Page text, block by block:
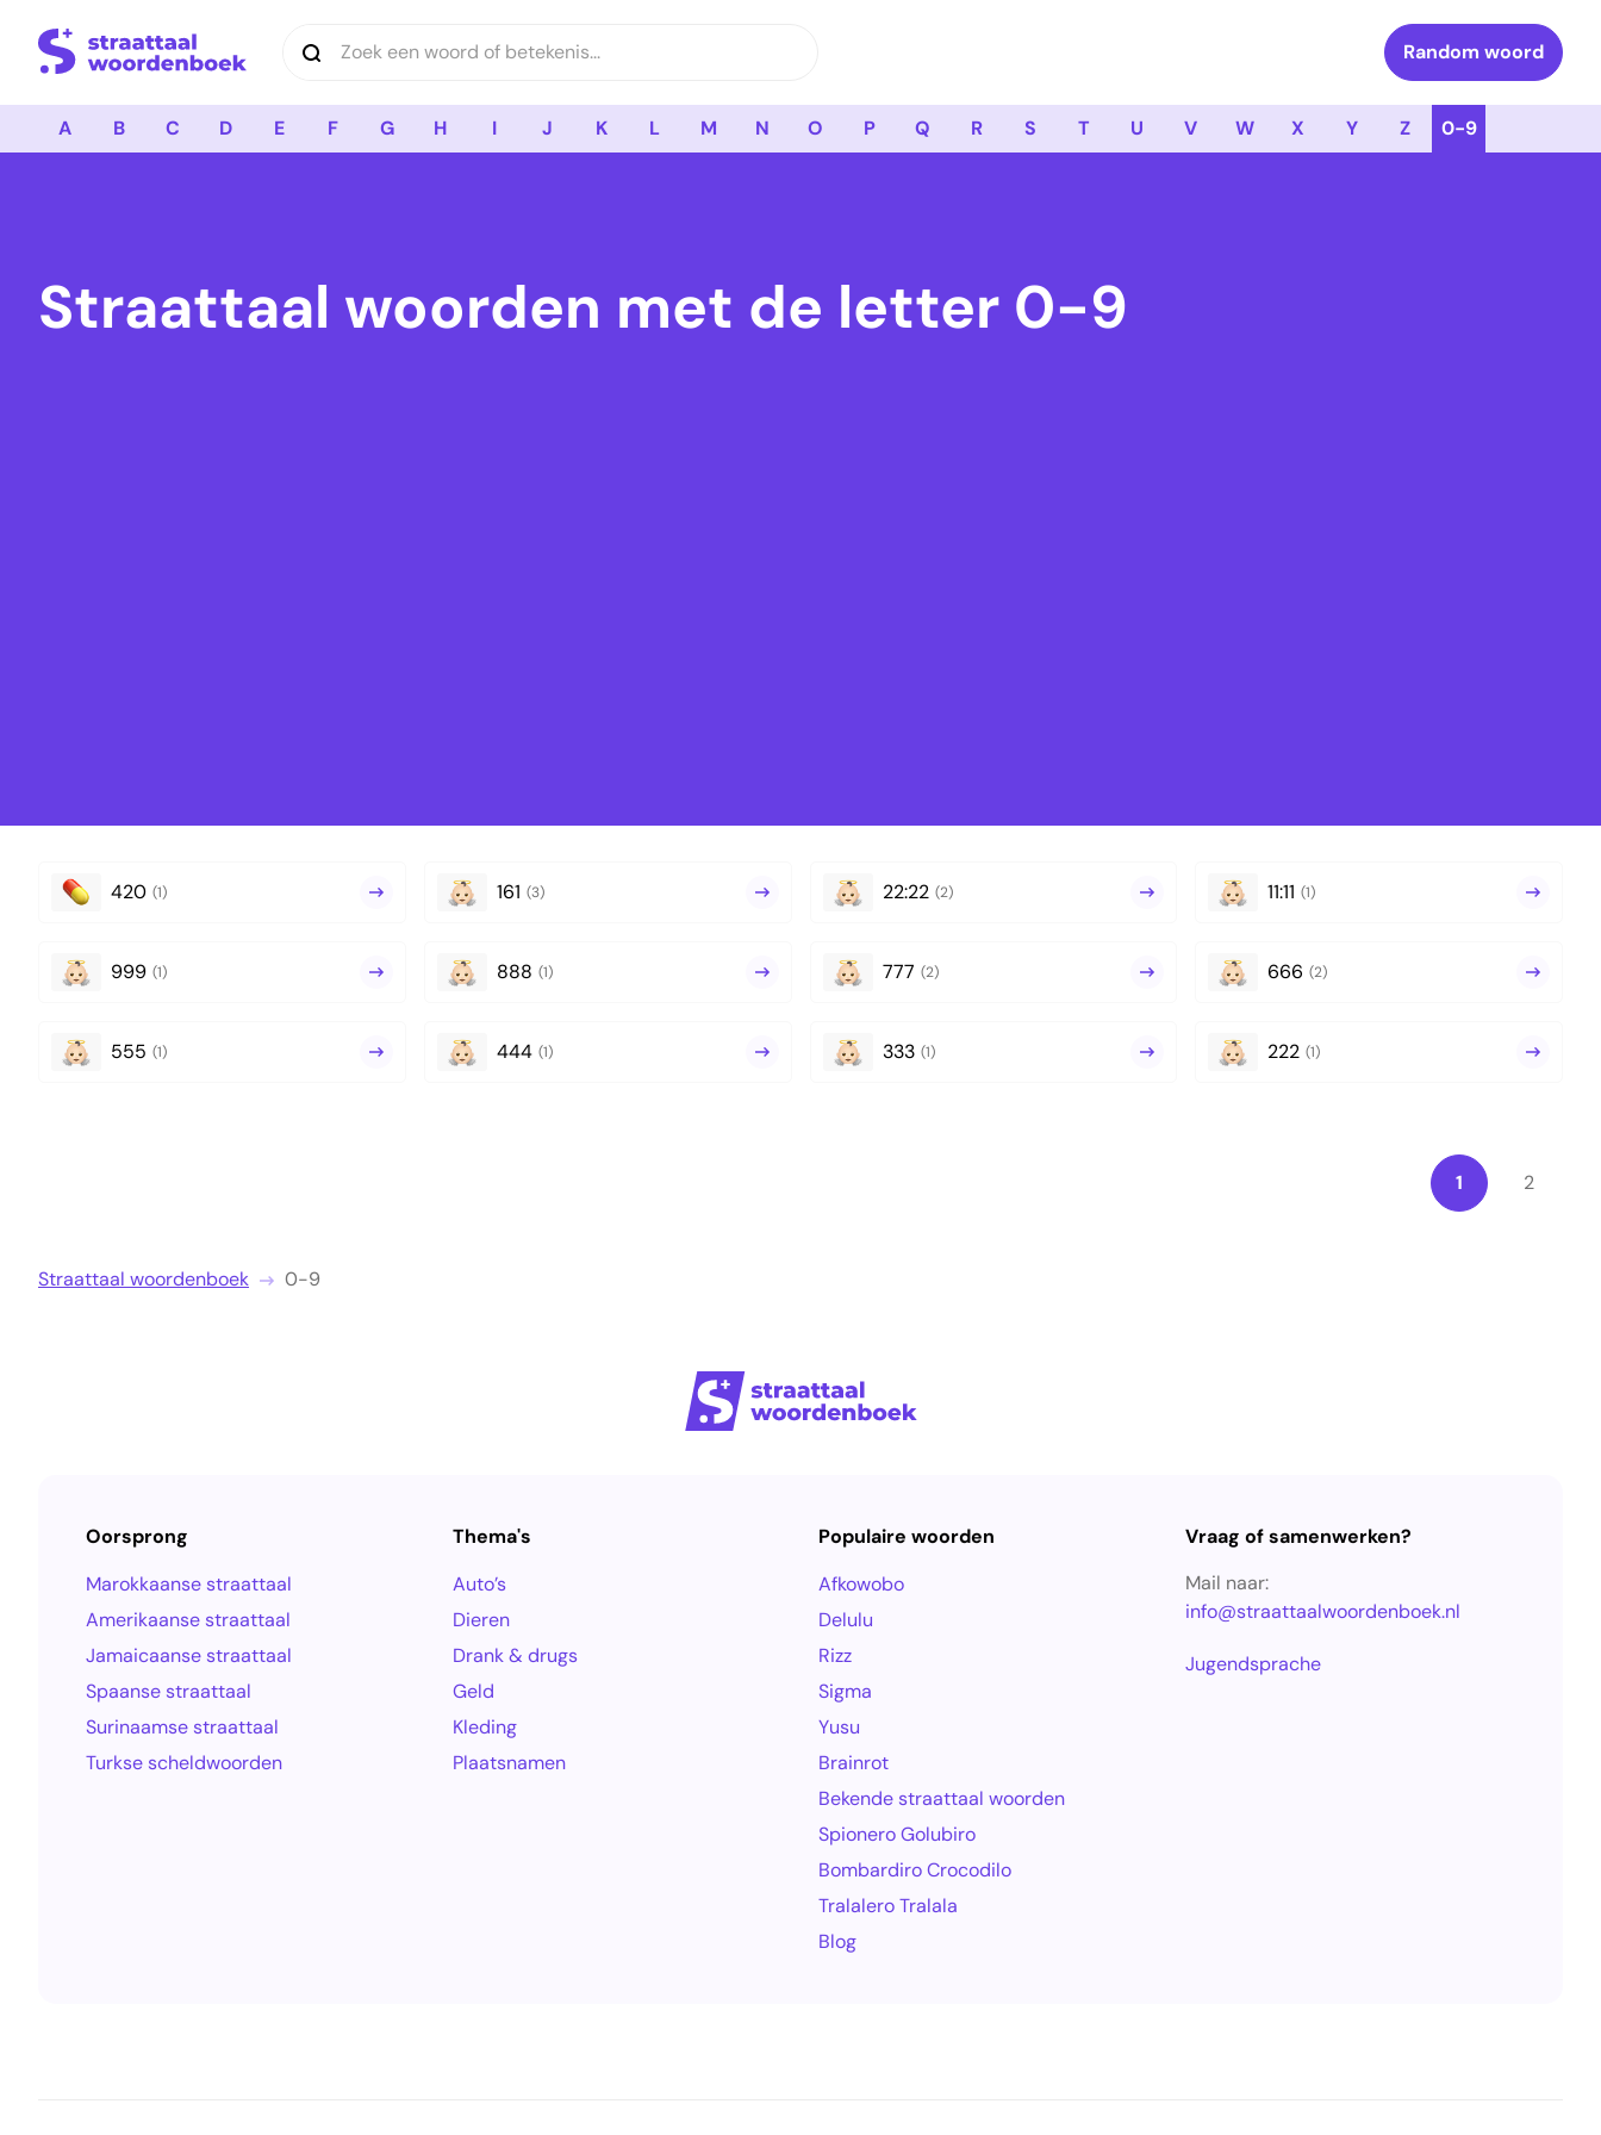
Logo Straattaal Woordenboek Random woord
A B C D E F G H I J K L M N O P Q R S T U V W X Y Z 0-9
Straattaal woorden met de letter 0-9
420 (1) 161 (3) 22:22 (2) 11:11 (1)
999 (1) 888 (1) 777 (2) 666 (2)
555 (1) 444 (1) 333 (1) 222 (1)
1 2
Straattaal woordenboek 0-9
Oorsprong
Marokkaanse straattaal
Amerikaanse straattaal
Jamaicaanse straattaal
Spaanse straattaal
Surinaamse straattaal
Turkse scheldwoorden
Thema's
Auto’s
Dieren
Drank & drugs
Geld
Kleding
Plaatsnamen
Populaire woorden
Afkowobo
Delulu
Rizz
Sigma
Yusu
Brainrot
Bekende straattaal woorden
Spionero Golubiro
Bombardiro Crocodilo
Tralalero Tralala
Blog
Vraag of samenwerken?
Mail naar:
info@straattaalwoordenboek.nl
Jugendsprache